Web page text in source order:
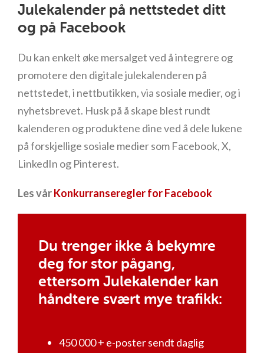
Julekalender på nettstedet ditt
og på Facebook
Du kan enkelt øke mersalget ved å integrere og
promotere den digitale julekalenderen på
nettstedet, i nettbutikken, via sosiale medier, og i
nyhetsbrevet. Husk på å skape blest rundt
kalenderen og produktene dine ved å dele lukene
på forskjellige sosiale medier som Facebook, X,
LinkedIn og Pinterest.
Les vårKonkurranseregler for Facebook
Du trenger ikke å bekymre
deg for stor pågang,
ettersom Julekalender kan
håndtere svært mye trafikk:
450 000 + e-poster sendt daglig